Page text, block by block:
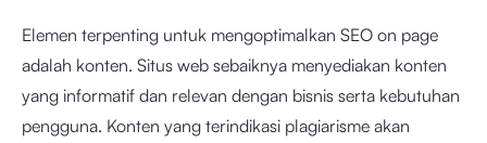
Elemen terpenting untuk mengoptimalkan SEO on page
adalah konten. Situs web sebaiknya menyediakan konten
yang informatif dan relevan dengan bisnis serta kebutuhan
pengguna. Konten yang terindikasi plagiarisme akan